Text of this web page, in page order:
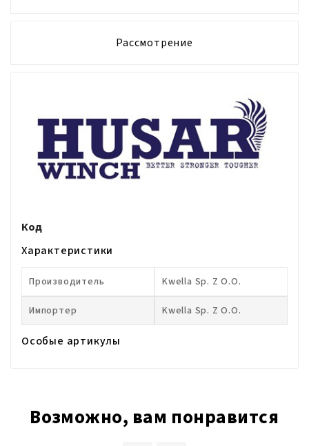
Рассмотрение
Код
Характеристики
Производитель Kwella Sp. Z O.o.
Импортер Kwella Sp. Z O.o.
Особые артикулы
Возможно, вам понравится